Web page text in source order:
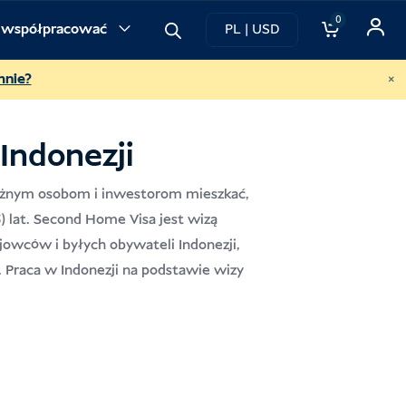
PL | USD
0
×
osobom i inwestorom mieszkać,
lat. Second Home Visa jest wizą
i byłych obywateli Indonezji,
w Indonezji na podstawie wizy